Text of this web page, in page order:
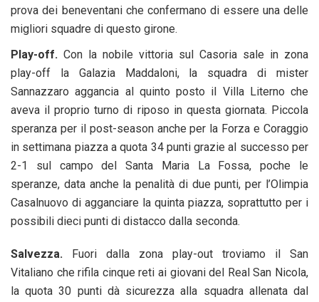
prova dei beneventani che confermano di essere una delle
migliori squadre di questo girone.
Play-off. Con la nobile vittoria sul Casoria sale in zona
play-off la Galazia Maddaloni, la squadra di mister
Sannazzaro aggancia al quinto posto il Villa Literno che
aveva il proprio turno di riposo in questa giornata. Piccola
speranza per il post-season anche per la Forza e Coraggio
in settimana piazza a quota 34 punti grazie al successo per
2-1 sul campo del Santa Maria La Fossa, poche le
speranze, data anche la penalità di due punti, per l’Olimpia
Casalnuovo di agganciare la quinta piazza, soprattutto per i
possibili dieci punti di distacco dalla seconda.
Salvezza. Fuori dalla zona play-out troviamo il San
Vitaliano che rifila cinque reti ai giovani del Real San Nicola,
la quota 30 punti dà sicurezza alla squadra allenata dal